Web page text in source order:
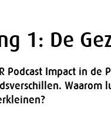
1: De
Podcast Impact in de
Waarom